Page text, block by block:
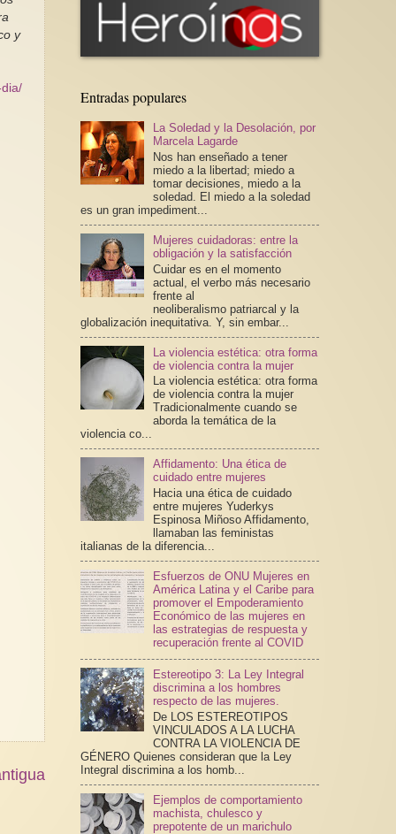
y
Entradas populares
La Soledad y la Desolación, por
Marcela Lagarde
Nos han enseñado a tener
miedo a la libertad; miedo a
tomar decisiones, miedo a la
soledad. El miedo a la soledad
es un gran impediment...
Mujeres cuidadoras: entre la
obligación y la satisfacción
Cuidar es en el momento
actual, el verbo más necesario
frente al
neoliberalismo patriarcal y la
globalización inequitativa. Y, sin embar...
La violencia estética: otra forma
de violencia contra la mujer
La violencia estética: otra forma
de violencia contra la mujer
Tradicionalmente cuando se
aborda la temática de la
violencia co...
Affidamento: Una ética de
cuidado entre mujeres
Hacia una ética de cuidado
entre mujeres Yuderkys
Espinosa Miñoso Affidamento,
llamaban las feministas
italianas de la diferencia...
Esfuerzos de ONU Mujeres en
América Latina y el Caribe para
promover el Empoderamiento
Económico de las mujeres en
las estrategias de respuesta y
recuperación frente al COVID
Estereotipo 3: La Ley Integral
discrimina a los hombres
respecto de las mujeres.
De LOS ESTEREOTIPOS
VINCULADOS A LA LUCHA
CONTRA LA VIOLENCIA DE
GÉNERO Quienes consideran que la Ley
Integral discrimina a los homb...
Ejemplos de comportamiento
machista, chulesco y
prepotente de un marichulo